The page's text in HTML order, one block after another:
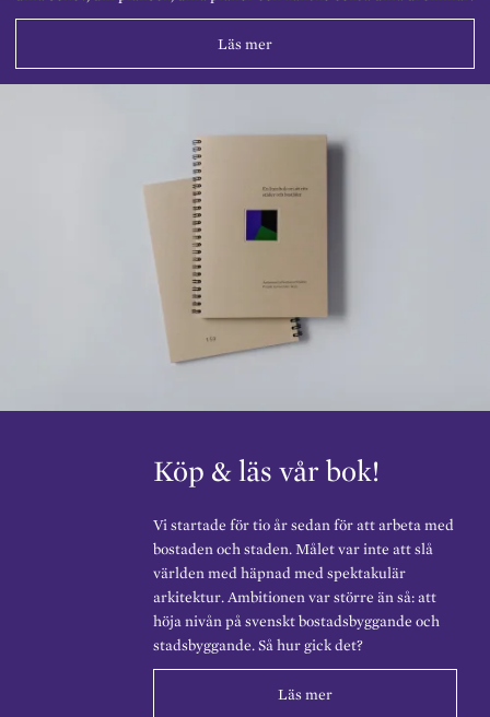
Läs mer
Köp & läs vår bok!
Vi startade för tio år sedan för att arbeta med
bostaden och staden. Målet var inte att slå
världen med häpnad med spektakulär
arkitektur. Ambitionen var större än så: att
höja nivån på svenskt bostadsbyggande och
stadsbyggande. Så hur gick det?
Läs mer